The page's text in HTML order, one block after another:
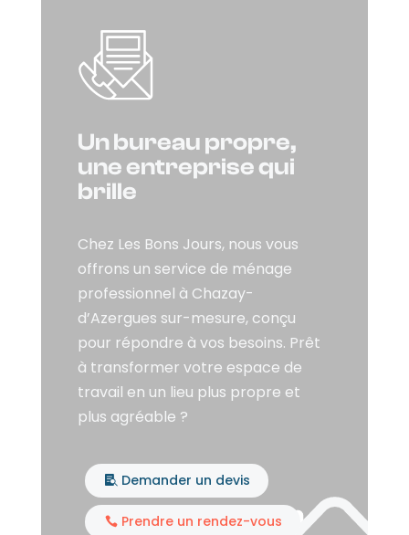
Un bureau propre,
une entreprise qui
brille
Chez Les Bons Jours, nous vous
offrons un service de ménage
professionnel à Chazay-
d’Azergues sur-mesure, conçu
pour répondre à vos besoins. Prêt
à transformer votre espace de
travail en un lieu plus propre et
plus agréable ?
Demander un devis
Prendre un rendez-vous